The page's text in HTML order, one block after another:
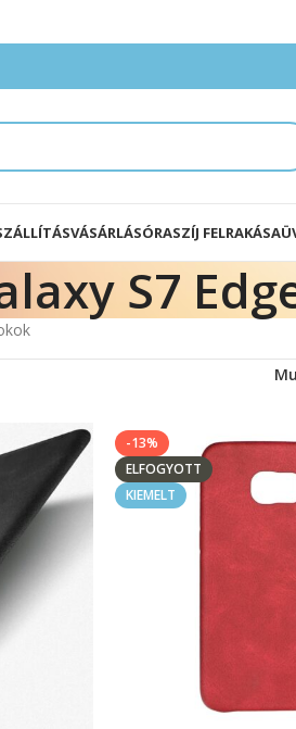
VÁSÁRLÁSÓRASZÍJ FELRAKÁSA
S7
-13%
ELFOGYOTT
KIEMELT